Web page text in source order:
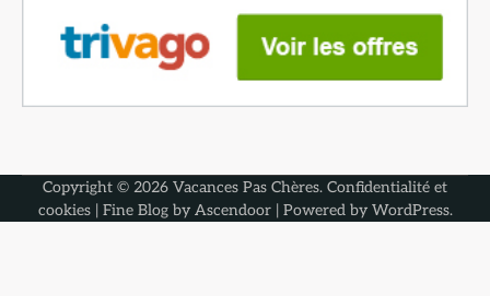
Copyright © 2026 Vacances Pas Chères. Confidentialité et
cookies| Fine Blog by Ascendoor| Powered by WordPress.